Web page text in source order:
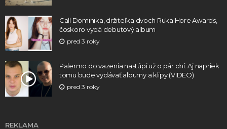
Call Dominika, držiteľka dvoch Ruka Hore Awards,
čoskoro vydá debutový album
pred 3 roky
Palermo do väzenia nastúpi už o pár dní. Aj napriek
tomu bude vydávať albumy a klipy (VIDEO)
pred 3 roky
REKLAMA